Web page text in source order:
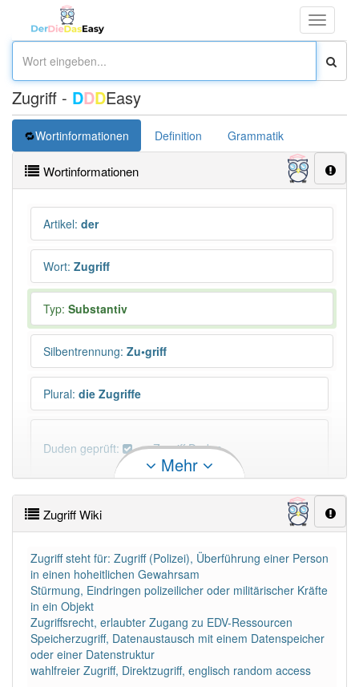
Toggle
Zugriff - DDDEasy
Wortinformationen Definition Grammatik
Wortinformationen
Artikel: der
Wort: Zugriff
Typ: Substantiv
Silbentrennung: Zu•griff
Plural: die Zugriffe
Duden geprüft: Zugriff Duden
PowerIndex:169
Häufigkeit: 6 von 10
Wörter mit Endung-zugriff: 4
Wörter mit Endung-zugriffaber mit einem anderen
Artikelder: 0
Mehr
Zugriff Wiki
Zugriff steht für: Zugriff (Polizei), Überführung einer Person
in einen hoheitlichen Gewahrsam
Stürmung, Eindringen polizeilicher oder militärischer Kräfte
in ein Objekt
Zugriffsrecht, erlaubter Zugang zu EDV-Ressourcen
Speicherzugriff, Datenaustausch mit einem Datenspeicher
oder einer Datenstruktur
wahlfreier Zugriff, Direktzugriff, englisch random access